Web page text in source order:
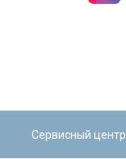
Сервисный центр